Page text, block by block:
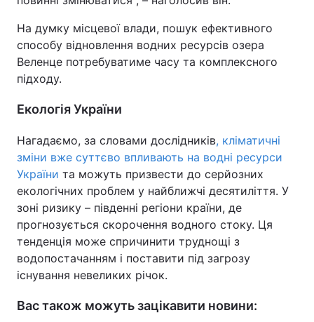
На думку місцевої влади, пошук ефективного
способу відновлення водних ресурсів озера
Веленце потребуватиме часу та комплексного
підходу.
Екологія України
Нагадаємо, за словами дослідників, кліматичні
зміни вже суттєво впливають на водні ресурси
України та можуть призвести до серйозних
екологічних проблем у найближчі десятиліття. У
зоні ризику – південні регіони країни, де
прогнозується скорочення водного стоку. Ця
тенденція може спричинити труднощі з
водопостачанням і поставити під загрозу
існування невеликих річок.
Вас також можуть зацікавити новини: